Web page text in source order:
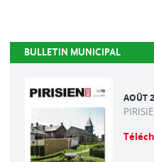
BULLETIN MUNICIPAL
AOÛT